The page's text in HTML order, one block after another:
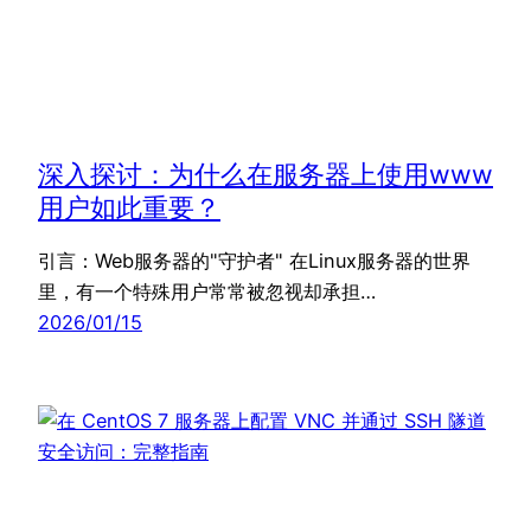
深入探讨：为什么在服务器上使用www
用户如此重要？
引言：Web服务器的"守护者" 在Linux服务器的世界
里，有一个特殊用户常常被忽视却承担…
2026/01/15